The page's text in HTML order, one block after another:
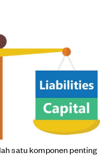
satu komponen penting